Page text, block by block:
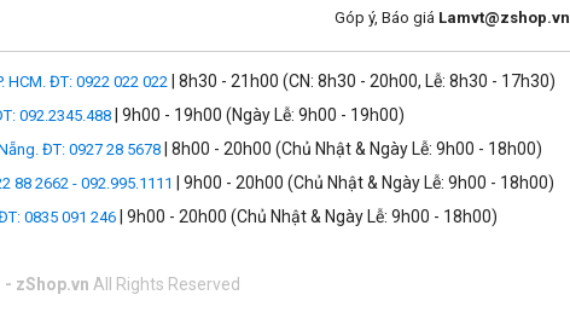
Góp ý, Báo giá Lamvt@zshop.vn
HCM. ĐT: 0922 022 022 | 8h30 - 21h00 (CN: 8h30 - 20h00, Lễ: 8h30 - 17h30)
092.2345.488 | 9h00 - 19h00 (Ngày Lễ: 9h00 - 19h00)
ĐT: 0927 28 5678 | 8h00 - 20h00 (Chủ Nhật & Ngày Lễ: 9h00 - 18h00)
88 2662 - 092.995.1111
| 9h00 - 20h00 (Chủ Nhật & Ngày Lễ: 9h00 - 18h00)
0835 091 246 | 9h00 - 20h00 (Chủ Nhật & Ngày Lễ: 9h00 - 18h00)
- zShop.vn All Rights Reserved